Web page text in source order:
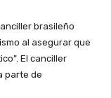
brasileño
al asegurar que
El canciller
parte de